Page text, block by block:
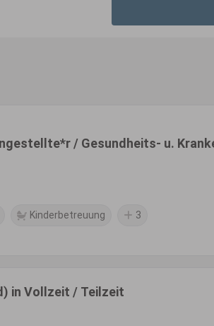
/ Gesundheits- u.
Kinderbetreuung 3
in Vollzeit / Teilzeit